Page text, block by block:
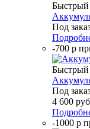
Быстрый
Под
-700 р
Быстрый
Под
4 600
-1000 р